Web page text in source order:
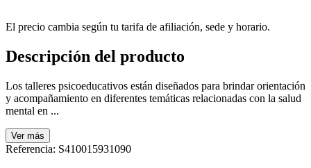
El precio cambia según tu tarifa de afiliación, sede y horario.
Descripción del producto
Los talleres psicoeducativos están diseñados para brindar orientación
y acompañamiento en diferentes temáticas relacionadas con la salud
mental en ...
Ver más
Referencia: S410015931090